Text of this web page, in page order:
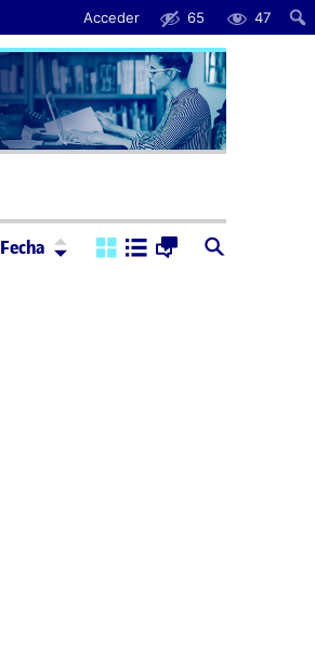
Acceder 65 47
Fecha Ordenar:Descendente